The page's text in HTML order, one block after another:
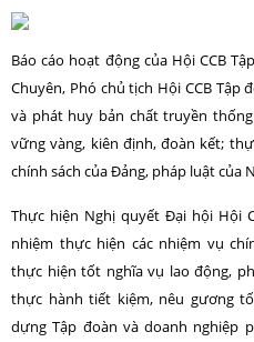
Báo cáo hoạt động của Hội CCB
Chuyên, Phó chủ tịch Hội CCB
và phát huy bản chất truyền
vững vàng, kiên định, đoàn kết;
chính sách của Đảng, pháp luật của
Thực hiện Nghị quyết Đại hội Hội
nhiệm thực hiện các nhiệm vụ
thực hiện tốt nghĩa vụ lao động,
thực hành tiết kiệm, nêu gương
dựng Tập đoàn và doanh nghiệp